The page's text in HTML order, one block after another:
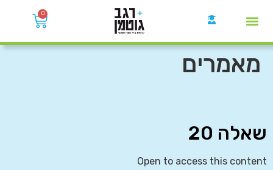
0
מאמרים
שאלה 20
Open to access this content